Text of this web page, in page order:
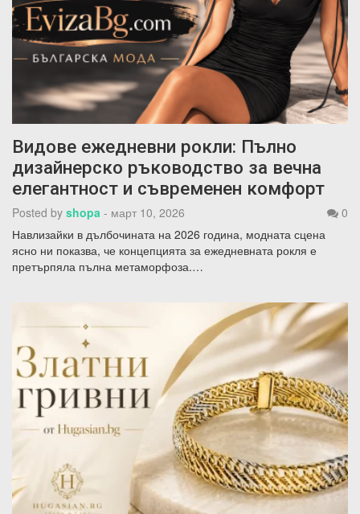
Видове ежедневни рокли: Пълно
дизайнерско ръководство за вечна
елегантност и съвременен комфорт
Posted by shopa - март 10, 2026
0
Навлизайки в дълбочината на 2026 година, модната сцена
ясно ни показва, че концепцията за ежедневната рокля е
претърпяла пълна метаморфоза.…